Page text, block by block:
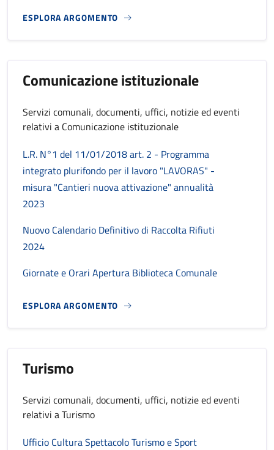
ESPLORA ARGOMENTO
Comunicazione istituzionale
Servizi comunali, documenti, uffici, notizie ed eventi
relativi a Comunicazione istituzionale
L.R. N°1 del 11/01/2018 art. 2 - Programma
integrato plurifondo per il lavoro "LAVORAS" -
misura "Cantieri nuova attivazione" annualità
2023
Nuovo Calendario Definitivo di Raccolta Rifiuti
2024
Giornate e Orari Apertura Biblioteca Comunale
ESPLORA ARGOMENTO
Turismo
Servizi comunali, documenti, uffici, notizie ed eventi
relativi a Turismo
Ufficio Cultura Spettacolo Turismo e Sport